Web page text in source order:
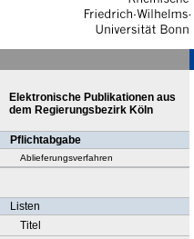
Elektronische Publikationen aus
dem Regierungsbezirk Köln
Pflichtabgabe
Ablieferungsverfahren
Listen
Titel